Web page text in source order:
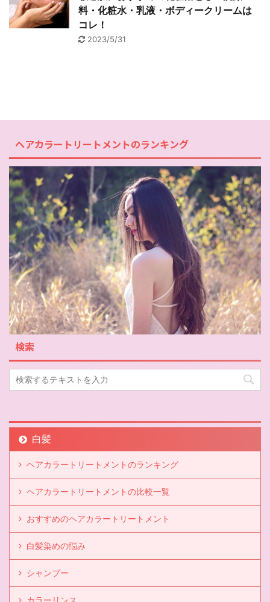
料・化粧水・乳液・ボディークリームは
コレ！
2023/5/31
ヘアカラートリートメントのランキング
検索
白髪
ヘアカラートリートメントのランキング
ヘアカラートリートメントの比較一覧
おすすめのヘアカラートリートメント
白髪染めの悩み
シャンプー
カラーリンス